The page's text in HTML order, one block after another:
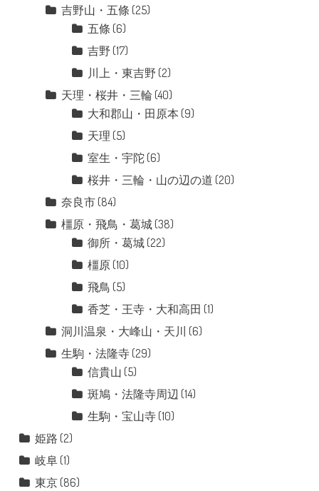
吉野山・五條 (25)
五條 (6)
吉野 (17)
川上・東吉野 (2)
天理・桜井・三輪 (40)
大和郡山・田原本 (9)
天理 (5)
室生・宇陀(6)
桜井・三輪・山の辺の道 (20)
奈良市(84)
橿原・飛鳥・葛城(38)
御所・葛城(22)
橿原(10)
飛鳥 (5)
香芝・王寺・大和高田 (1)
洞川温泉・大峰山・天川 (6)
生駒・法隆寺(29)
信貴山 (5)
斑鳩・法隆寺周辺 (14)
生駒・宝山寺(10)
姫路 (2)
岐阜(1)
東京(86)